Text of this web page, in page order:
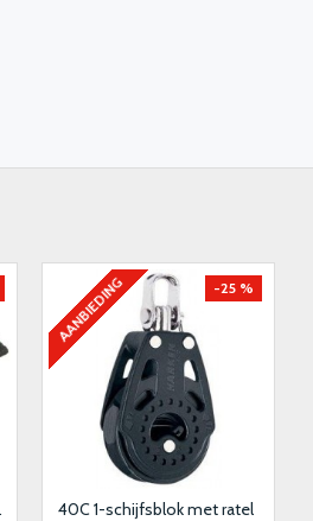
10stk
AANBIEDING -25 %
40C 1-schijfsblok met ratel